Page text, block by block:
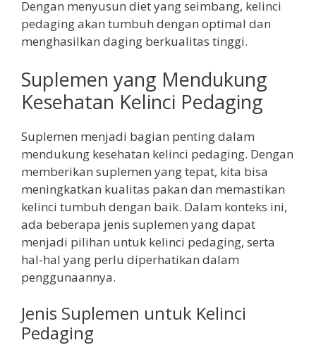
Dengan menyusun diet yang seimbang, kelinci
pedaging akan tumbuh dengan optimal dan
menghasilkan daging berkualitas tinggi.
Suplemen yang Mendukung
Kesehatan Kelinci Pedaging
Suplemen menjadi bagian penting dalam
mendukung kesehatan kelinci pedaging. Dengan
memberikan suplemen yang tepat, kita bisa
meningkatkan kualitas pakan dan memastikan
kelinci tumbuh dengan baik. Dalam konteks ini,
ada beberapa jenis suplemen yang dapat
menjadi pilihan untuk kelinci pedaging, serta
hal-hal yang perlu diperhatikan dalam
penggunaannya.
Jenis Suplemen untuk Kelinci
Pedaging